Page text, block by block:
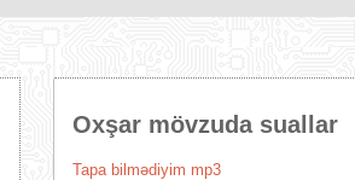
Oxşar mövzuda suallar
Tapa bilmədiyim mp3